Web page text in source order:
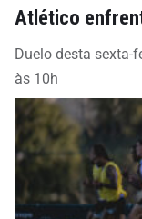
Atlético
Duelo desta sexta-
às 10h